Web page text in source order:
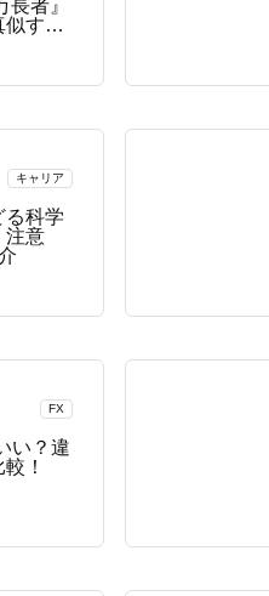
者』
すれ
キャリア
る科学
注意
FX
い？違
！